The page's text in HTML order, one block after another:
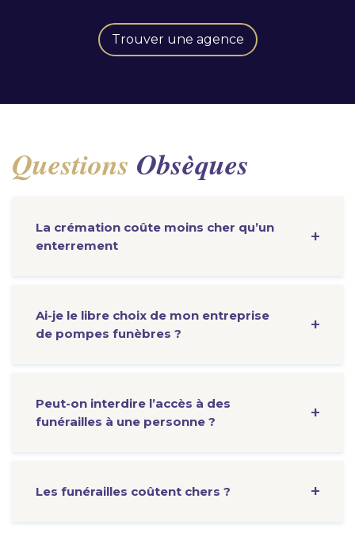
Trouver une agence
Questions Obsèques
La crémation coûte moins cher qu’un
enterrement
Ai-je le libre choix de mon entreprise
de pompes funèbres ?
Peut-on interdire l’accès à des
funérailles à une personne ?
Les funérailles coûtent chers ?